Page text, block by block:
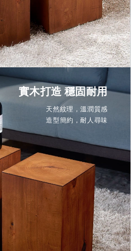
實木打造 穩固耐用
天然紋理，溫潤質感
造型簡約，耐人尋味